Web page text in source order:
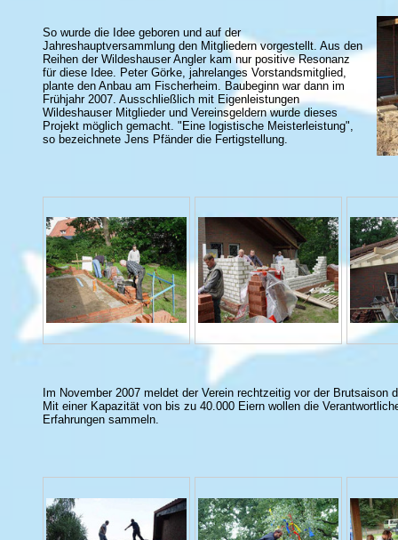
So wurde die Idee geboren und auf der
Jahreshauptversammlung den Mitgliedern vorgestellt. Aus den
Reihen der Wildeshauser Angler kam nur positive Resonanz
für diese Idee. Peter Görke, jahrelanges Vorstandsmitglied,
plante den Anbau am Fischerheim. Baubeginn war dann im
Frühjahr 2007. Ausschließlich mit Eigenleistungen
Wildeshauser Mitglieder und Vereinsgeldern wurde dieses
Projekt möglich gemacht. "Eine logistische Meisterleistung",
so bezeichnete Jens Pfänder die Fertigstellung.
Im November 2007 meldet der Verein rechtzeitig vor der Brutsaison
Mit einer Kapazität von bis zu 40.000 Eiern wollen die
Erfahrungen sammeln.